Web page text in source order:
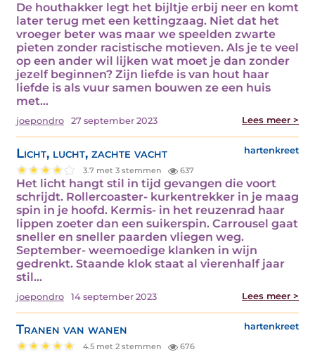
De houthakker legt het bijltje erbij neer en komt
later terug met een kettingzaag. Niet dat het
vroeger beter was maar we speelden zwarte
pieten zonder racistische motieven. Als je te veel
op een ander wil lijken wat moet je dan zonder
jezelf beginnen? Zijn liefde is van hout haar
liefde is als vuur samen bouwen ze een huis
met…
joepondro 27 september 2023 Lees meer >
Licht, lucht, zachte vacht hartenkreet
3.7 met 3 stemmen 637
Het licht hangt stil in tijd gevangen die voort
schrijdt. Rollercoaster- kurkentrekker in je maag
spin in je hoofd. Kermis- in het reuzenrad haar
lippen zoeter dan een suikerspin. Carrousel gaat
sneller en sneller paarden vliegen weg.
September- weemoedige klanken in wijn
gedrenkt. Staande klok staat al vierenhalf jaar
stil…
joepondro 14 september 2023 Lees meer >
Tranen van wanen hartenkreet
4.5 met 2 stemmen 676